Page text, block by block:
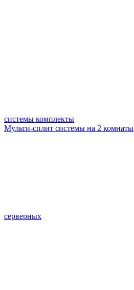
системы комплекты
Мульти-сплит системы на 2 комнаты
серверных